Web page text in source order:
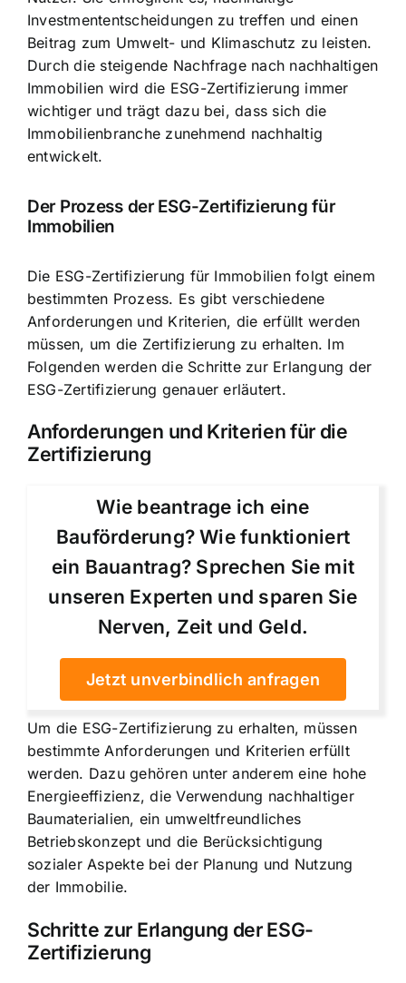
Investmententscheidungen zu treffen und einen
Beitrag zum Umwelt- und Klimaschutz zu leisten.
Durch die steigende Nachfrage nach nachhaltigen
Immobilien wird die ESG-Zertifizierung immer
wichtiger und trägt dazu bei, dass sich die
Immobilienbranche zunehmend nachhaltig
entwickelt.
Der Prozess der ESG-Zertifizierung für
Immobilien
Die ESG-Zertifizierung für Immobilien folgt einem
bestimmten Prozess. Es gibt verschiedene
Anforderungen und Kriterien, die erfüllt werden
müssen, um die Zertifizierung zu erhalten. Im
Folgenden werden die Schritte zur Erlangung der
ESG-Zertifizierung genauer erläutert.
Anforderungen und Kriterien für die
Zertifizierung
Wie beantrage ich eine
Bauförderung? Wie funktioniert
ein Bauantrag? Sprechen Sie mit
unseren Experten und sparen Sie
Nerven, Zeit und Geld.
Jetzt unverbindlich anfragen
Um die ESG-Zertifizierung zu erhalten, müssen
bestimmte Anforderungen und Kriterien erfüllt
werden. Dazu gehören unter anderem eine hohe
Energieeffizienz, die Verwendung nachhaltiger
Baumaterialien, ein umweltfreundliches
Betriebskonzept und die Berücksichtigung
sozialer Aspekte bei der Planung und Nutzung
der Immobilie.
Schritte zur Erlangung der ESG-
Zertifizierung